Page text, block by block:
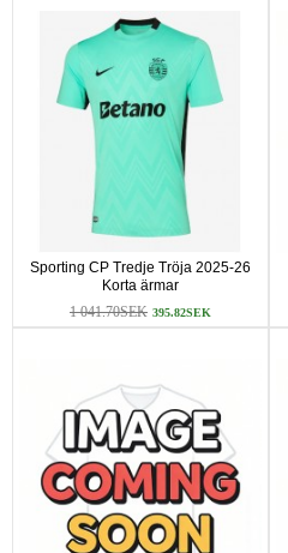
Sporting CP Tredje Tröja 2025-26
Korta ärmar
1 041.70SEK 395.82SEK